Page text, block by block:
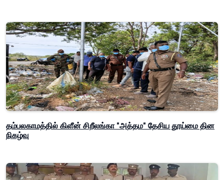
தம்பலகாமத்தில் கிளீன் சிறீலங்கா "அத்தம" தேசிய தூய்மை தின
நிகழ்வு